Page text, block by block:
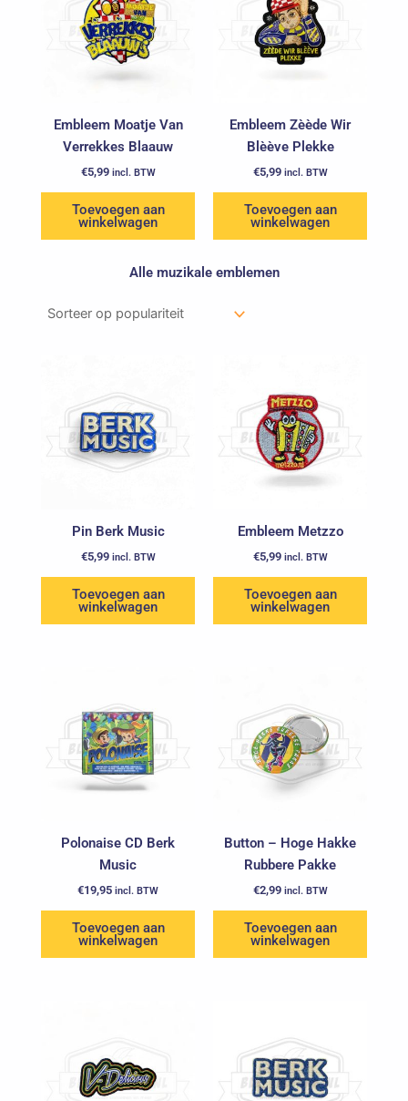
Embleem Moatje Van
Verrekkes Blaauw
€5,99 incl. BTW
Toevoegen aan
winkelwagen
Embleem Zèède Wir
Blèève Plekke
€5,99 incl. BTW
Toevoegen aan
winkelwagen
Alle muzikale emblemen
Pin Berk Music
€5,99 incl. BTW
Toevoegen aan
winkelwagen
Embleem Metzzo
€5,99 incl. BTW
Toevoegen aan
winkelwagen
Polonaise CD Berk
Music
€19,95 incl. BTW
Toevoegen aan
winkelwagen
Button – Hoge Hakke
Rubbere Pakke
€2,99 incl. BTW
Toevoegen aan
winkelwagen